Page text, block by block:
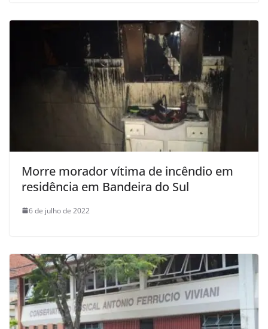
Morre morador vítima de incêndio em
residência em Bandeira do Sul
6 de julho de 2022